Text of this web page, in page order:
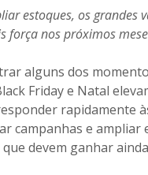
estoques, os grandes
força nos próximos
alguns dos
Friday e Natal
rapidamente
campanhas e
devem ganhar